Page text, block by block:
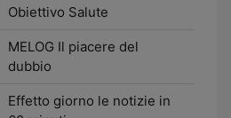
Obiettivo Salute
MELOG Il piacere del
dubbio
Effetto giorno le notizie in